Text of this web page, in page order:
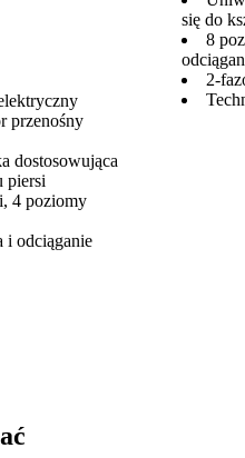
przenośny
dostosowująca
piersi
4 poziomy
i odciąganie
się do
8
2-